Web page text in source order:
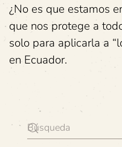
¿No es que estamos
que nos protege a
solo para aplicarla a
en Ecuador.